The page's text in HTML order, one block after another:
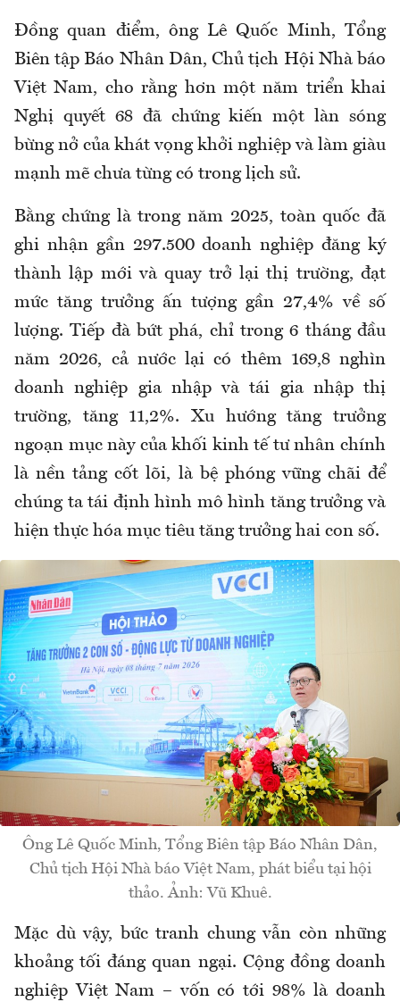
Đồng quan điểm, ông Lê Quốc Minh, Tổng
Biên tập Báo Nhân Dân, Chủ tịch Hội Nhà báo
Việt Nam, cho rằng hơn một năm triển khai
Nghị quyết 68 đã chứng kiến một làn sóng
bừng nở của khát vọng khởi nghiệp và làm giàu
mạnh mẽ chưa từng có trong lịch sử.
Bằng chứng là trong năm 2025, toàn quốc đã
ghi nhận gần 297.500 doanh nghiệp đăng ký
thành lập mới và quay trở lại thị trường, đạt
mức tăng trưởng ấn tượng gần 27,4% về số
lượng. Tiếp đà bứt phá, chỉ trong 6 tháng đầu
năm 2026, cả nước lại có thêm 169,8 nghìn
doanh nghiệp gia nhập và tái gia nhập thị
trường, tăng 11,2%. Xu hướng tăng trưởng
ngoạn mục này của khối kinh tế tư nhân chính
là nền tảng cốt lõi, là bệ phóng vững chãi để
chúng ta tái định hình mô hình tăng trưởng và
hiện thực hóa mục tiêu tăng trưởng hai con số.
Ông Lê Quốc Minh, Tổng Biên tập Báo Nhân Dân,
Chủ tịch Hội Nhà báo Việt Nam, phát biểu tại hội
thảo. Ảnh: Vũ Khuê.
Mặc dù vậy, bức tranh chung vẫn còn những
khoảng tối đáng quan ngại. Cộng đồng doanh
nghiệp Việt Nam – vốn có tới 98% là doanh